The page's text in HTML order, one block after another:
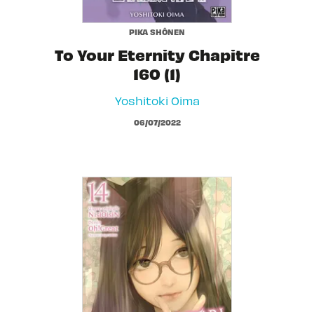
PIKA SHÔNEN
To Your Eternity Chapitre
160 (1)
Yoshitoki Oima
06/07/2022